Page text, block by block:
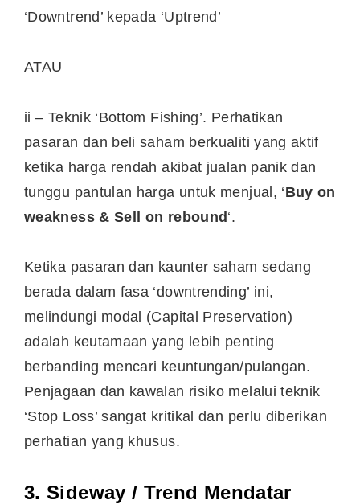
‘Downtrend’ kepada ‘Uptrend’
ATAU
ii – Teknik ‘Bottom Fishing’. Perhatikan
pasaran dan beli saham berkualiti yang aktif
ketika harga rendah akibat jualan panik dan
tunggu pantulan harga untuk menjual, ‘Buy on
weakness & Sell on rebound‘.
Ketika pasaran dan kaunter saham sedang
berada dalam fasa ‘downtrending’ ini,
melindungi modal (Capital Preservation)
adalah keutamaan yang lebih penting
berbanding mencari keuntungan/pulangan.
Penjagaan dan kawalan risiko melalui teknik
‘Stop Loss’ sangat kritikal dan perlu diberikan
perhatian yang khusus.
3. Sideway / Trend Mendatar